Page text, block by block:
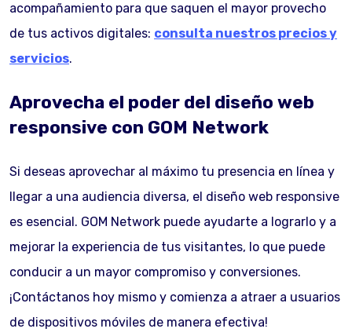
acompañamiento para que saquen el mayor provecho
de tus activos digitales: consulta nuestros precios y
servicios.
Aprovecha el poder del diseño web
responsive con GOM Network
Si deseas aprovechar al máximo tu presencia en línea y
llegar a una audiencia diversa, el diseño web responsive
es esencial. GOM Network puede ayudarte a lograrlo y a
mejorar la experiencia de tus visitantes, lo que puede
conducir a un mayor compromiso y conversiones.
¡Contáctanos hoy mismo y comienza a atraer a usuarios
de dispositivos móviles de manera efectiva!